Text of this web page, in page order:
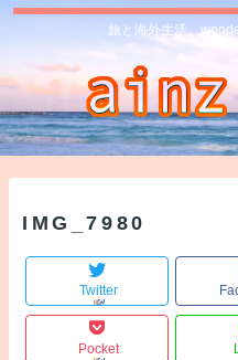
旅と海外生活、
IMG_7980
Twitter
Pocket